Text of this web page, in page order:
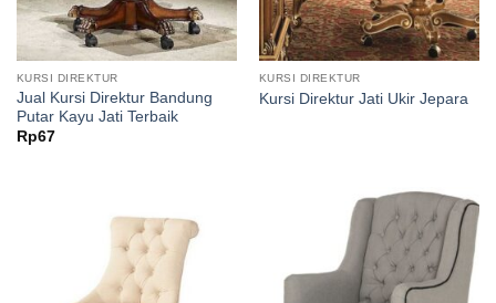
KURSI DIREKTUR
Jual Kursi Direktur Bandung
Putar Kayu Jati Terbaik
Rp67
KURSI DIREKTUR
Kursi Direktur Jati Ukir Jepara